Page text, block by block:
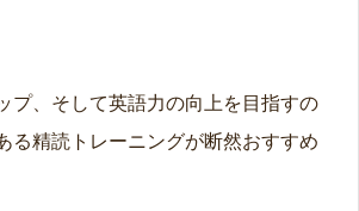
プ、そして英語力の向上を目指すの
る精読トレーニングが断然おすすめ